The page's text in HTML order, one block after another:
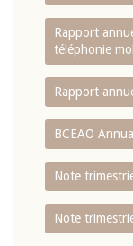
Rapport
téléphonie
Rapport
BCEAO
Note
Note